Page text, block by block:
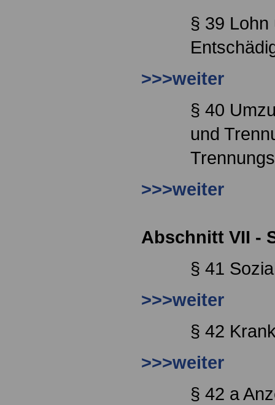
§ 39 Lohn
>>>weiter
§ 40
und
>>>weiter
Abschnitt VII -
§ 41
>>>weiter
§ 42
>>>weiter
§ 42 a